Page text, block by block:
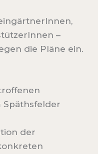
–
die Pläne ein.
Späthsfelder
der